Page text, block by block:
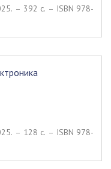
– 392 c. – ISBN 978-
– 128 c. – ISBN 978-